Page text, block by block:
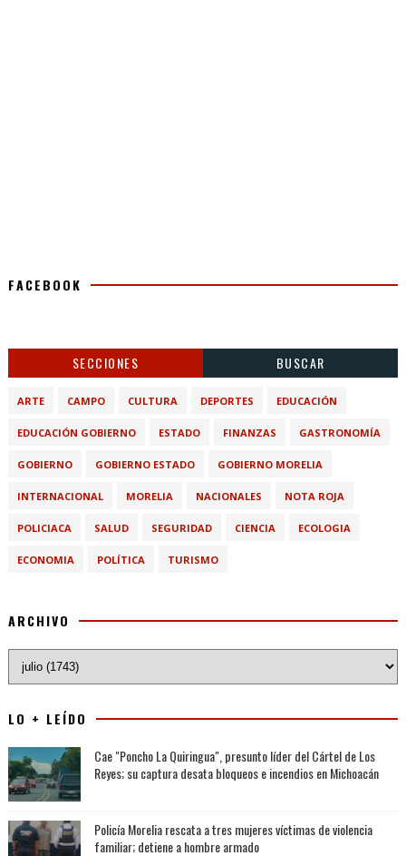
FACEBOOK
SECCIONES BUSCAR
ARTE CAMPO CULTURA DEPORTES EDUCACIÓN
EDUCACIÓN GOBIERNO ESTADO FINANZAS GASTRONOMÍA
GOBIERNO GOBIERNO ESTADO GOBIERNO MORELIA
INTERNACIONAL MORELIA NACIONALES NOTA ROJA
POLICIACA SALUD SEGURIDAD CIENCIA ECOLOGIA
ECONOMIA POLÍTICA TURISMO
ARCHIVO
LO + LEÍDO
Cae "Poncho La Quiringua", presunto líder del Cártel de Los
Reyes; su captura desata bloqueos e incendios en Michoacán
Policía Morelia rescata a tres mujeres víctimas de violencia
familiar; detiene a hombre armado